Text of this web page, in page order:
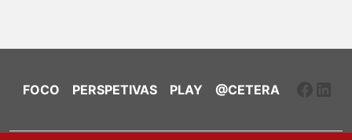
FOCO PERSPETIVAS PLAY @CETERA